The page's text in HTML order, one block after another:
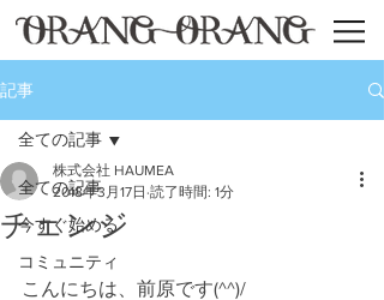
記事
全ての記事
今すぐ始める
コミュニティ
全ての記事
チェンジ
株式会社 HAUMEA
2018年3月17日 読了時間: 1分
こんにちは、前原です(^^)/